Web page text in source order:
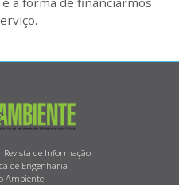
de Informação
de Engenharia
Ambiente